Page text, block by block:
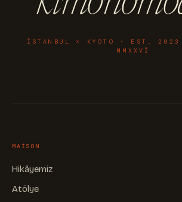
ISTANBUL × KYOTO · EST.
MMXXVI
MAISON
Hikâyemiz
Atölye